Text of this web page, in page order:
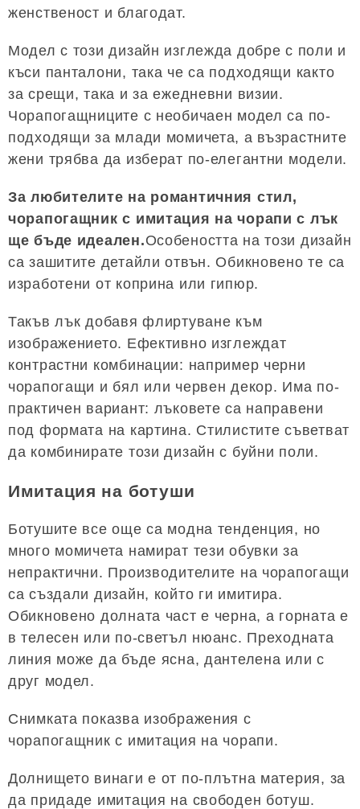
женственост и благодат.
Модел с този дизайн изглежда добре с поли и
къси панталони, така че са подходящи както
за срещи, така и за ежедневни визии.
Чорапогащниците с необичаен модел са по-
подходящи за млади момичета, а възрастните
жени трябва да изберат по-елегантни модели.
За любителите на романтичния стил,
чорапогащник с имитация на чорапи с лък
ще бъде идеален.Особеността на този дизайн
са зашитите детайли отвън. Обикновено те са
изработени от коприна или гипюр.
Такъв лък добавя флиртуване към
изображението. Ефективно изглеждат
контрастни комбинации: например черни
чорапогащи и бял или червен декор. Има по-
практичен вариант: лъковете са направени
под формата на картина. Стилистите съветват
да комбинирате този дизайн с буйни поли.
Имитация на ботуши
Ботушите все още са модна тенденция, но
много момичета намират тези обувки за
непрактични. Производителите на чорапогащи
са създали дизайн, който ги имитира.
Обикновено долната част е черна, а горната е
в телесен или по-светъл нюанс. Преходната
линия може да бъде ясна, дантелена или с
друг модел.
Снимката показва изображения с
чорапогащник с имитация на чорапи.
Долнището винаги е от по-плътна материя, за
да придаде имитация на свободен ботуш.